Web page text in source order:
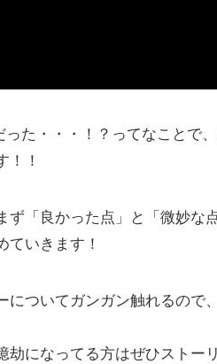
た・・・！？ってなことで
！
「良かった点」と「微妙な
いきます！
ついてガンガン触れるので
になってる方はぜひストー